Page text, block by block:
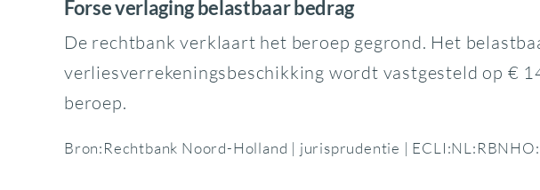
Forse verlaging belastbaar bedrag
De rechtbank verklaart het beroep gegrond. Het
verliesverrekeningsbeschikking wordt vastgesteld op €
beroep.
Bron:Rechtbank Noord-Holland | jurisprudentie |